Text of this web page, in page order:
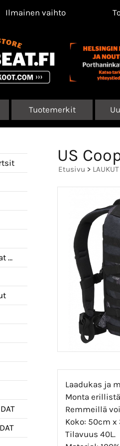
Ilmainen vaihto
Tuotemerkit
US
Etusivu >
Laadukas ja
Monta
Remmeillä
Koko: 50cm
Tilavuus 40L.